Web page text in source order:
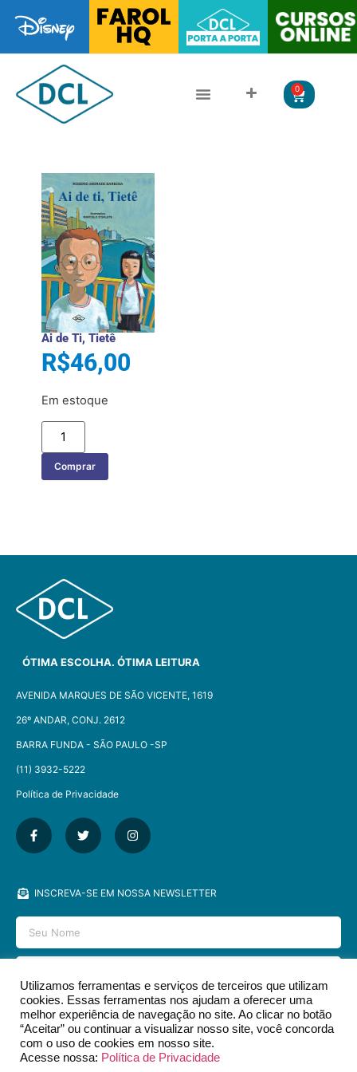
0
Ai de Ti, Tietê
R$46,00
Em estoque
Comprar
ÓTIMA ESCOLHA. ÓTIMA LEITURA
AVENIDA MARQUES DE SÃO VICENTE, 1619
26º ANDAR, CONJ. 2612
BARRA FUNDA - SÃO PAULO -SP​
(11) 3932-5222
Política de Privacidade
INSCREVA-SE EM NOSSA NEWSLETTER
ENVIAR
Utilizamos ferramentas e serviços de terceiros que utilizam
cookies. Essas ferramentas nos ajudam a oferecer uma
melhor experiência de navegação no site. Ao clicar no botão
“Aceitar” ou continuar a visualizar nosso site, você concorda
com o uso de cookies em nosso site.
Acesse nossa: Política de Privacidade